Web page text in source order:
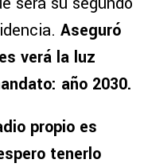
Aseguró
verá la luz
año 2030.
propio es
tenerlo